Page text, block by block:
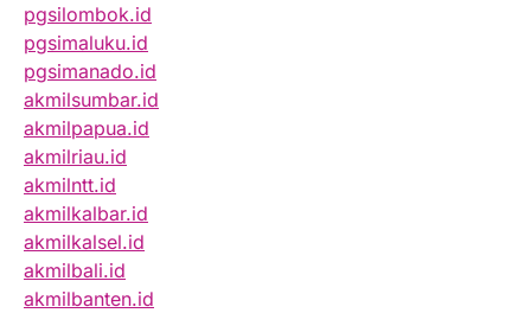
pgsilombok.id
pgsimaluku.id
pgsimanado.id
akmilsumbar.id
akmilpapua.id
akmilriau.id
akmilntt.id
akmilkalbar.id
akmilkalsel.id
akmilbali.id
akmilbanten.id